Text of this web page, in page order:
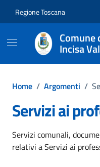
Regione Toscana
Comune
Incisa
Home / Argomenti /
Servizi ai
Dettagli
Servizi comunali,
relativi a Servizi ai